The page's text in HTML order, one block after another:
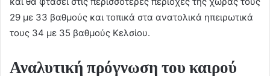
29 με 33 βαθμούς και τοπικά στα ανατολικά ηπειρωτικά
τους 34 με 35 βαθμούς Κελσίου.
Αναλυτική πρόγνωση του καιρού